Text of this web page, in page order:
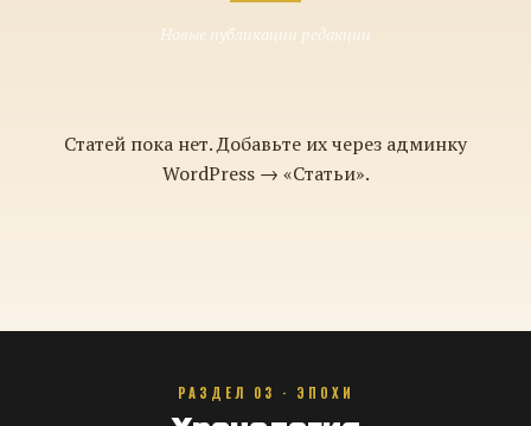
Новые публикации редакции
Статей пока нет. Добавьте их через админку
WordPress → «Статьи».
РАЗДЕЛ 03 · ЭПОХИ